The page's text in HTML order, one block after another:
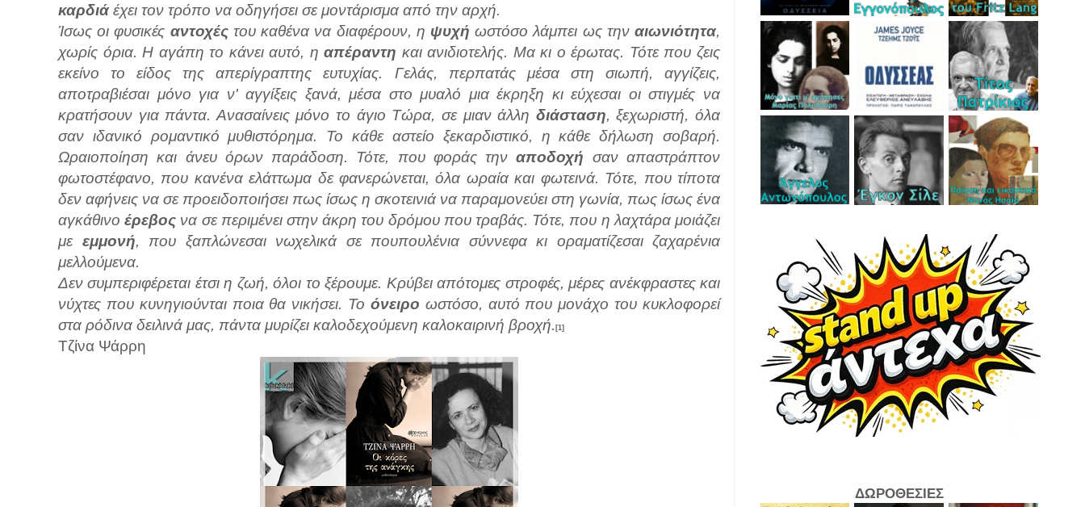
καρδιάέχει τον τρόπο να οδηγήσει σε μοντάρισμα από την αρχή.
Ίσως οι φυσικές αντοχές του καθένα να διαφέρουν, η ψυχήωστόσο λάμπει ως τηναιωνιότητα,
χωρίς όρια. Η αγάπη το κάνει αυτό, ηαπέραντη και ανιδιοτελής. Μα κι ο έρωτας. Τότε που ζεις
εκείνο το είδος της απερίγραπτης ευτυχίας. Γελάς, περπατάς μέσα στη σιωπή, αγγίζεις,
αποτραβιέσαι μόνο για ν' αγγίξεις ξανά, μέσα στο μυαλό μια έκρηξη κι εύχεσαι οι στιγμές να
κρατήσουν για πάντα. Ανασαίνεις μόνο το άγιο Τώρα, σε μιαν άλλη διάσταση, ξεχωριστή, όλα
σαν ιδανικό ρομαντικό μυθιστόρημα. Το κάθε αστείο ξεκαρδιστικό, η κάθε δήλωση σοβαρή.
Ωραιοποίηση και άνευ όρων παράδοση. Τότε, που φοράς τηναποδοχή σαν απαστράπτον
φωτοστέφανο, που κανένα ελάττωμα δε φανερώνεται, όλα ωραία και φωτεινά. Τότε, που τίποτα
δεν αφήνεις να σε προειδοποιήσει πως ίσως η σκοτεινιά να παραμονεύει στη γωνία, πως ίσως ένα
αγκάθινοέρεβος να σε περιμένει στην άκρη του δρόμου που τραβάς. Τότε, που η λαχτάρα μοιάζει
με εμμονή, που ξαπλώνεσαι νωχελικά σε πουπουλένια σύννεφα κι οραματίζεσαι ζαχαρένια
μελλούμενα.
Δεν συμπεριφέρεται έτσι η ζωή, όλοι το ξέρουμε. Κρύβει απότομες στροφές, μέρες ανέκφραστες και
νύχτες που κυνηγιούνται ποια θα νικήσει. Το όνειρο ωστόσο, αυτό που μονάχο του κυκλοφορεί
στα ρόδινα δειλινά μας, πάντα μυρίζει καλοδεχούμενη καλοκαιρινή βροχή. [1]
Τζίνα Ψάρρη
ΔΩΡΟΘΕΣΙΕΣ